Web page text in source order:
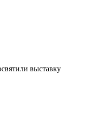
выставку